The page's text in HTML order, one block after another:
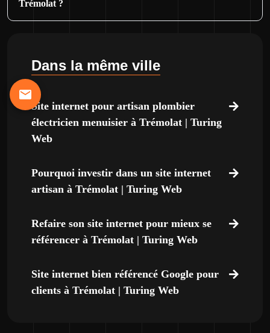
Trémolat ?
Dans la même ville
Site internet pour artisan plombier
électricien menuisier à Trémolat | Turing
Web
Pourquoi investir dans un site internet
artisan à Trémolat | Turing Web
Refaire son site internet pour mieux se
référencer à Trémolat | Turing Web
Site internet bien référencé Google pour
clients à Trémolat | Turing Web